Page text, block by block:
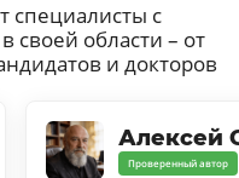
специалисты с
области – от
и докторов
Алексей
Проверенный автор